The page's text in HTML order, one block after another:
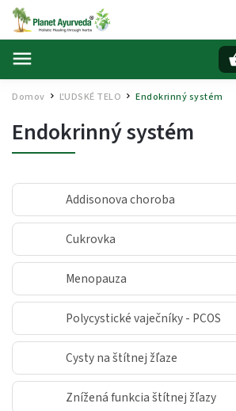
Domov ĽUDSKÉ TELO / Endokrinný systém
Endokrinný systém
Addisonova choroba
Cukrovka
Menopauza
Polycystické vaječníky - PCOS
Cysty na štítnej žľaze
Znížená funkcia štítnej žľazy